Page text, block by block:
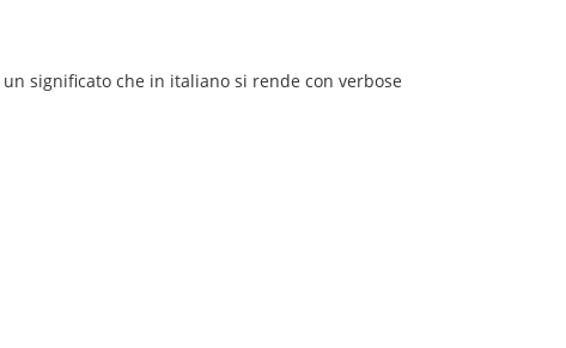
significato che in italiano si rende con verbose